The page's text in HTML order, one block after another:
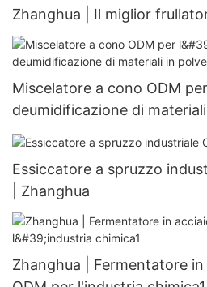
Zhanghua | Il miglior
Miscelatore a cono ODM
deumidificazione di materiali
Zhanghua
Essiccatore a spruzzo
| Zhanghua
Zhanghua | Fermentatore